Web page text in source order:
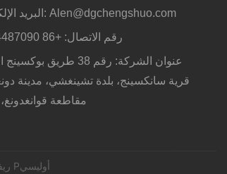
البريد الإلكتروني: Alen@dgchengshuo.com
رقم الاتصال: +86 18024487090
عنوان الشركة: رقم 38 طريق
قرية سانكسينج، بلدة تشينغشي، مدينة
مقاطعة